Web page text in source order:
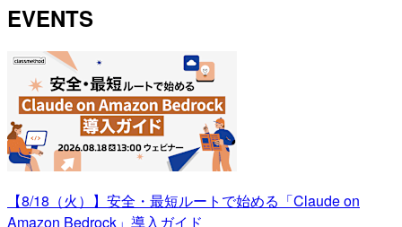
EVENTS
【8/18（火）】安全・最短ルートで始める「Claude on
Amazon Bedrock」導入ガイド